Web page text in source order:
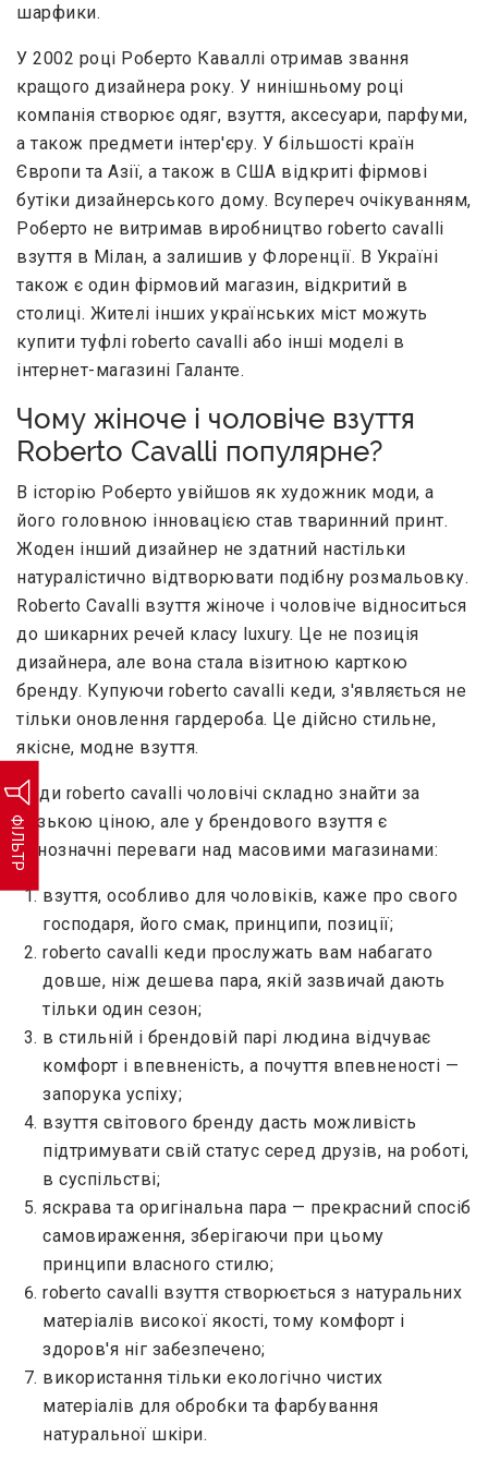
ФІЛЬТР
шарфики.
У 2002 році Роберто Каваллі отримав звання
кращого дизайнера року. У нинішньому році
компанія створює одяг, взуття, аксесуари, парфуми,
а також предмети інтер'єру. У більшості країн
Європи та Азії, а також в США відкриті фірмові
бутіки дизайнерського дому. Всупереч очікуванням,
Роберто не витримав виробництво roberto cavalli
взуття в Мілан, а залишив у Флоренції. В Україні
також є один фірмовий магазин, відкритий в
столиці. Жителі інших українських міст можуть
купити туфлі roberto cavalli або інші моделі в
інтернет-магазині Галанте.
Чому жіноче і чоловіче взуття
Roberto Cavalli популярне?
В історію Роберто увійшов як художник моди, а
його головною інновацією став тваринний принт.
Жоден інший дизайнер не здатний настільки
натуралістично відтворювати подібну розмальовку.
Roberto Cavalli взуття жіноче і чоловіче відноситься
до шикарних речей класу luxury. Це не позиція
дизайнера, але вона стала візитною карткою
бренду. Купуючи roberto cavalli кеди, з'являється не
тільки оновлення гардероба. Це дійсно стильне,
якісне, модне взуття.
Кеди roberto cavalli чоловічі складно знайти за
низькою ціною, але у брендового взуття є
однозначні переваги над масовими магазинами:
взуття, особливо для чоловіків, каже про свого
господаря, його смак, принципи, позиції;
roberto cavalli кеди прослужать вам набагато
довше, ніж дешева пара, якій зазвичай дають
тільки один сезон;
в стильній і брендовій парі людина відчуває
комфорт і впевненість, а почуття впевненості —
запорука успіху;
взуття світового бренду дасть можливість
підтримувати свій статус серед друзів, на роботі,
в суспільстві;
яскрава та оригінальна пара — прекрасний спосіб
самовираження, зберігаючи при цьому
принципи власного стилю;
roberto cavalli взуття створюється з натуральних
матеріалів високої якості, тому комфорт і
здоров'я ніг забезпечено;
використання тільки екологічно чистих
матеріалів для обробки та фарбування
натуральної шкіри.